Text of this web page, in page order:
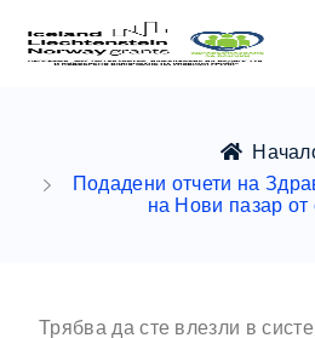
Подадени отчети на
на Нови пазар
Трябва да сте влезли в